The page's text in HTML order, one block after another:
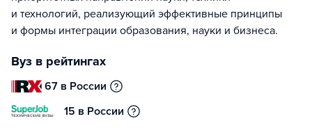
и технологий, реализующий эффективные принципы
и формы интеграции образования, науки и бизнеса.
Вуз в рейтингах
67 в России
15 в России